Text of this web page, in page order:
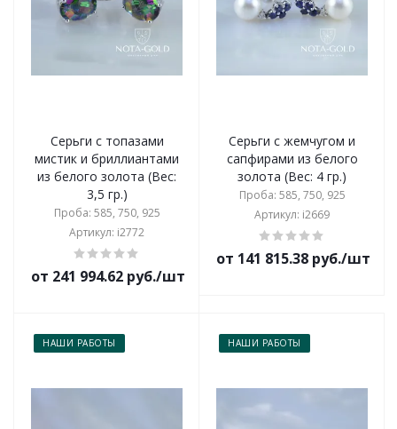
Серьги с топазами
мистик и бриллиантами
из белого золота (Вес:
3,5 гр.)
Проба: 585, 750, 925
Артикул: i2772
от 241 994.62 руб./шт
Серьги с жемчугом и
сапфирами из белого
золота (Вес: 4 гр.)
Проба: 585, 750, 925
Артикул: i2669
от 141 815.38 руб./шт
НАШИ РАБОТЫ НАШИ РАБОТЫ